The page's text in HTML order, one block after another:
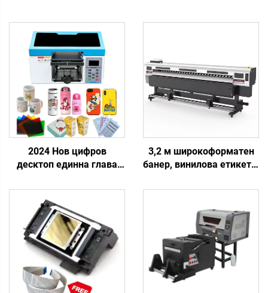
2024 Нов цифров
десктоп единна глава
20x30cm A4 UV плосък
принтер за телефонни
кутии етикети акрил
стъкло
3,2 м широкоформатен
банер, винилова етикета,
разтворим принтер-
струйни принтери,
доставени с 220V CMYK